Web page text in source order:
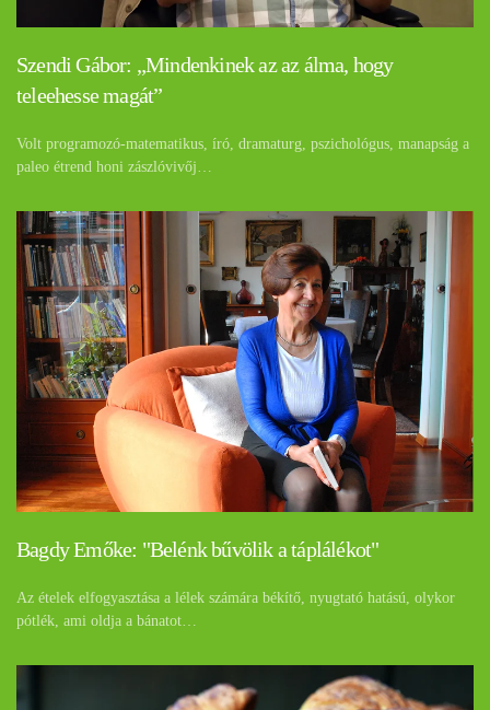
Szendi Gábor: „Mindenkinek az az álma, hogy
teleehesse magát”
Volt programozó-matematikus, író, dramaturg, pszichológus, manapság a
paleo étrend honi zászlóvivőj…
Bagdy Emőke: "Belénk bűvölik a táplálékot"
Az ételek elfogyasztása a lélek számára békítő, nyugtató hatású, olykor
pótlék, ami oldja a bánatot…